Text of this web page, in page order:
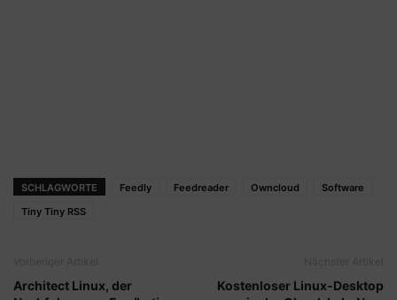
SCHLAGWORTE Feedly Feedreader Owncloud
Software
Tiny Tiny RSS
Architect Linux, der
Kostenloser Linux-Desktop